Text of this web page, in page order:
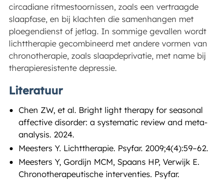
circadiane ritmestoornissen, zoals een vertraagde
slaapfase, en bij klachten die samenhangen met
ploegendienst of jetlag. In sommige gevallen wordt
lichttherapie gecombineerd met andere vormen van
chronotherapie, zoals slaapdeprivatie, met name bij
therapieresistente depressie.
Literatuur
Chen ZW, et al. Bright light therapy for seasonal
affective disorder: a systematic review and meta-
analysis. 2024.
Meesters Y. Lichttherapie. Psyfar. 2009;4(4):59–62.
Meesters Y, Gordijn MCM, Spaans HP, Verwijk E.
Chronotherapeutische interventies. Psyfar.